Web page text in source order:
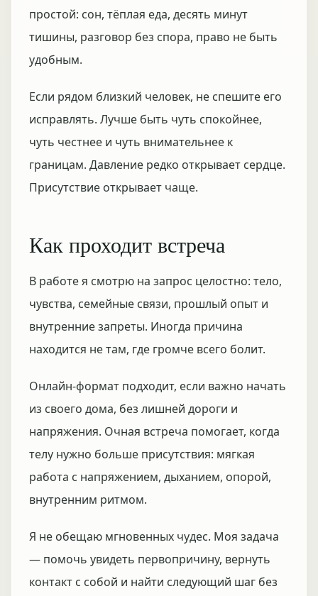
простой: сон, тёплая еда, десять минут
тишины, разговор без спора, право не быть
удобным.
Если рядом близкий человек, не спешите его
исправлять. Лучше быть чуть спокойнее,
чуть честнее и чуть внимательнее к
границам. Давление редко открывает сердце.
Присутствие открывает чаще.
Как проходит встреча
В работе я смотрю на запрос целостно: тело,
чувства, семейные связи, прошлый опыт и
внутренние запреты. Иногда причина
находится не там, где громче всего болит.
Онлайн-формат подходит, если важно начать
из своего дома, без лишней дороги и
напряжения. Очная встреча помогает, когда
телу нужно больше присутствия: мягкая
работа с напряжением, дыханием, опорой,
внутренним ритмом.
Я не обещаю мгновенных чудес. Моя задача
— помочь увидеть первопричину, вернуть
контакт с собой и найти следующий шаг без